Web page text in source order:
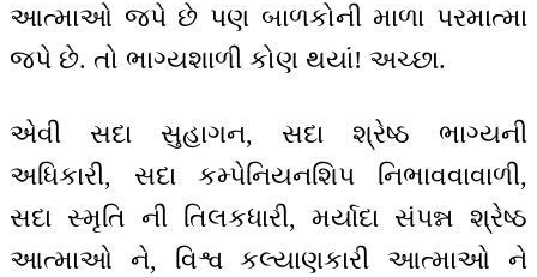
આત્માઓ જપે છે પણ બાળકોની માળા પરમાત્મા
જપે છે. તો ભાગ્યશાળી કોણ થયાં! અચ્છા.
એવી સદા સુહાગન, સદા શ્રેષ્ઠ ભાગ્યની
અધિકારી, સદા કમ્પેનિયનશિપ નિભાવવાવાળી,
સદા સ્મૃતિ ની તિલકધારી, મર્યાદા સંપન્ન શ્રેષ્ઠ
આત્માઓ ને, વિશ્વ કલ્યાણકારી આત્માઓ ને